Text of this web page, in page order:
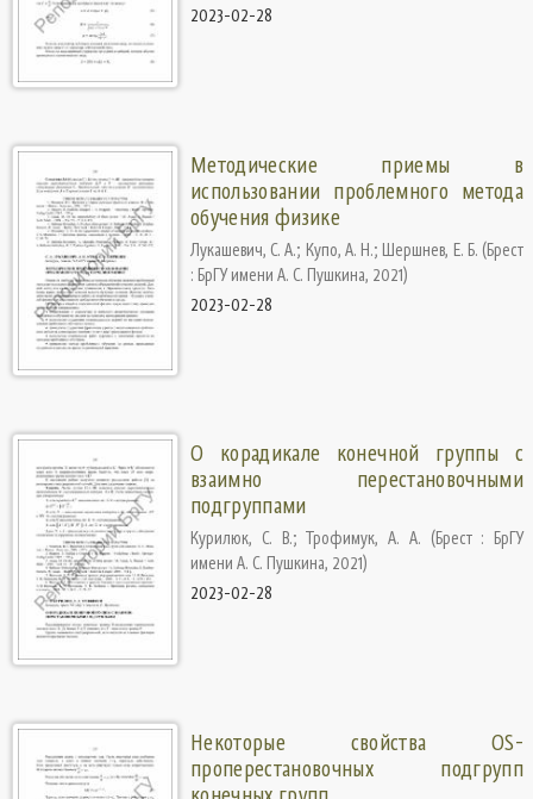
2023-02-28
Методические приемы в
использовании проблемного метода
обучения физике
Лукашевич, С. А.; Купо, А. Н.; Шершнев, Е. Б. (Брест
: БрГУ имени А. С. Пушкина, 2021)
2023-02-28
О корадикале конечной группы с
взаимно перестановочными
подгруппами
Курилюк, С. В.;Трофимук, А. А. (Брест : БрГУ
имени А. С. Пушкина, 2021)
2023-02-28
Некоторые свойства OS-
проперестановочных подгрупп